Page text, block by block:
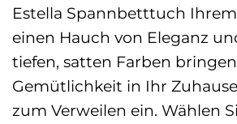
Estella Spannbetttuch
einen Hauch von Eleganz
tiefen, satten Farben
Gemütlichkeit in Ihr
zum Verweilen ein. Wählen